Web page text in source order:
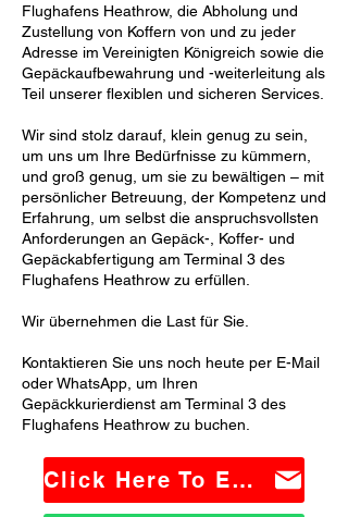
Flughafens Heathrow, die Abholung und
Zustellung von Koffern von und zu jeder
Adresse im Vereinigten Königreich sowie die
Gepäckaufbewahrung und -weiterleitung als
Teil unserer flexiblen und sicheren Services.
Wir sind stolz darauf, klein genug zu sein,
um uns um Ihre Bedürfnisse zu kümmern,
und groß genug, um sie zu bewältigen – mit
persönlicher Betreuung, der Kompetenz und
Erfahrung, um selbst die anspruchsvollsten
Anforderungen an Gepäck-, Koffer- und
Gepäckabfertigung am Terminal 3 des
Flughafens Heathrow zu erfüllen.
Wir übernehmen die Last für Sie.
Kontaktieren Sie uns noch heute per E-Mail
oder WhatsApp, um Ihren
Gepäckkurierdienst am Terminal 3 des
Flughafens Heathrow zu buchen.
Click Here To Email Us